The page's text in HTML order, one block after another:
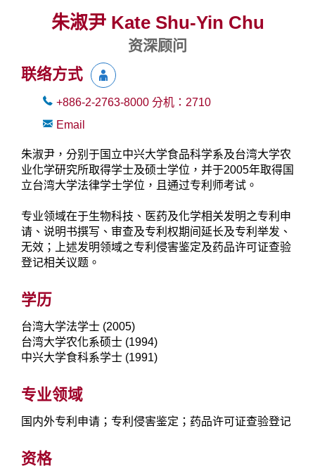
朱淑尹 Kate Shu-Yin Chu
资深顾问
联络方式
+886-2-2763-8000 分机： 2710
Email
朱淑尹，分别于国立中兴大学食品科学系及台湾大学农
业化学研究所取得学士及硕士学位，并于2005年取得国
立台湾大学法律学士学位，且通过专利师考试。
专业领域在于生物科技、医药及化学相关发明之专利申
请、说明书撰写、审查及专利权期间延长及专利举发、
无效；上述发明领域之专利侵害鉴定及药品许可证查验
登记相关议题。
学历
台湾大学法学士 (2005)
台湾大学农化系硕士 (1994)
中兴大学食科系学士 (1991)
专业领域
国内外专利申请；专利侵害鉴定；药品许可证查验登记
资格